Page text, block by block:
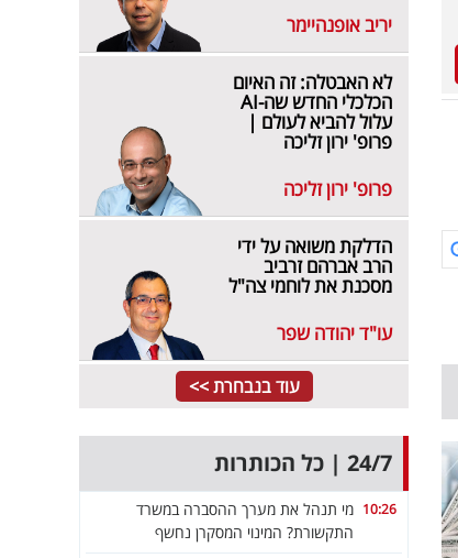
יריב אופנהיימר
לא האבטלה: זה האיום
הכלכלי החדש שה-AI
עלול להביא לעולם |
פרופ' ירון זליכה
פרופ' ירון זליכה
הדלקת משואה על ידי
הרב אברהם זרביב
מסכנת את לוחמי צה"ל
עו"ד יהודה שפר
עוד בנבחרת >>
24/7 | כל הכותרות
10:26 מי תנהל את מערך ההסברה במשרד
התקשורת? המינוי המסקרן נחשף